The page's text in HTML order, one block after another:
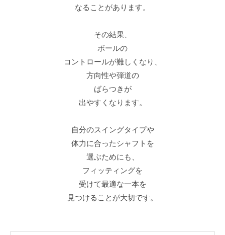
なることがあります。
その結果、
ボールの
コントロールが難しくなり、
方向性や弾道の
ばらつきが
出やすくなります。
自分のスイングタイプや
体力に合ったシャフトを
選ぶためにも、
フィッティングを
受けて最適な一本を
見つけることが大切です。